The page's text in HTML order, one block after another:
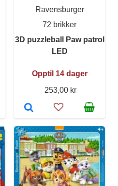
Ravensburger
72 brikker
3D puzzleball Paw patrol
LED
Opptil 14 dager
253,00 kr